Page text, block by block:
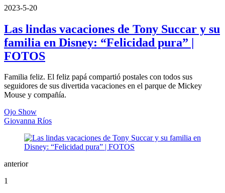
2023-5-20
Las lindas vacaciones de Tony Succar y su
familia en Disney: “Felicidad pura” |
FOTOS
Familia feliz. El feliz papá compartió postales con todos sus
seguidores de sus divertida vacaciones en el parque de Mickey
Mouse y compañía.
Ojo Show
Giovanna Ríos
anterior
1